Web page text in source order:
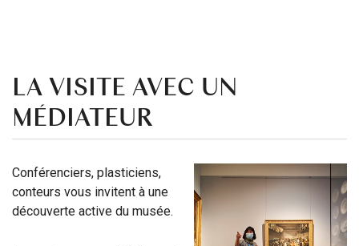
LA VISITE AVEC UN
MÉDIATEUR
Conférenciers, plasticiens,
conteurs vous invitent à une
découverte active du musée.